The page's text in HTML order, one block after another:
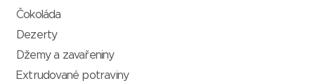
Čokoláda
Dezerty
Džemy a zavařeniny
Extrudované potraviny